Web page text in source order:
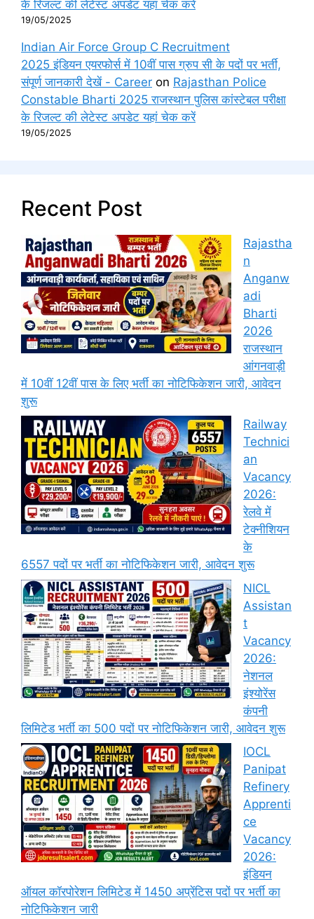
के रिजल्ट की लेटेस्ट अपडेट यहां चेक करें
19/05/2025
Indian Air Force Group C Recruitment
2025 इंडियन एयरफोर्स में 10वीं पास ग्रुप सी के पदों पर भर्ती,
संपूर्ण जानकारी देखें - Career on Rajasthan Police
Constable Bharti 2025 राजस्थान पुलिस कांस्टेबल परीक्षा
के रिजल्ट की लेटेस्ट अपडेट यहां चेक करें
19/05/2025
Recent Post
Rajastha
n
Anganw
adi
Bharti
2026
राजस्थान
आंगनवाड़ी
में 10वीं 12वीं पास के लिए भर्ती का नोटिफिकेशन जारी, आवेदन
शुरू
Railway
Technici
an
Vacancy
2026:
रेलवे में
टेक्नीशियन
के
6557 पदों पर भर्ती का नोटिफिकेशन जारी, आवेदन शुरू
NICL
Assistan
t
Vacancy
2026:
नेशनल
इंश्योरेंस
कंपनी
लिमिटेड भर्ती का 500 पदों पर नोटिफिकेशन जारी, आवेदन शुरू
IOCL
Panipat
Refinery
Apprenti
ce
Vacancy
2026:
इंडियन
ऑयल कॉरपोरेशन लिमिटेड में 1450 अप्रेंटिस पदों पर भर्ती का
नोटिफिकेशन जारी